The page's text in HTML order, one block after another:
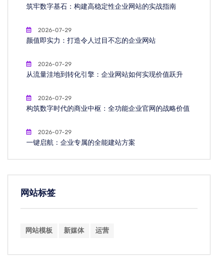
筑牢数字基石：构建高稳定性企业网站的实战指南
2026-07-29
颜值即实力：打造令人过目不忘的企业网站
2026-07-29
从流量洼地到转化引擎：企业网站如何实现价值跃升
2026-07-29
构筑数字时代的商业中枢：全功能企业官网的战略价值
2026-07-29
一键启航：企业专属的全能建站方案
网站标签
网站模板 新媒体 运营